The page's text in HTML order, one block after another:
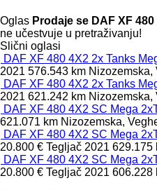
Oglas Prodaje se DAF XF
ne učestvuje u pretraživanju!
Slični oglasi
DAF XF 480 4X2 2x Tanks
2021 576.543 km Nizozemska,
DAF XF 480 4X2 2x Tanks
2021 621.242 km Nizozemska,
DAF XF 480 4X2 SC Mega
621.071 km Nizozemska,
DAF XF 480 4X2 SC Mega
20.800 € Tegljač 2021 629.175
DAF XF 480 4X2 SC Mega
20.800 € Tegljač 2021 606.228